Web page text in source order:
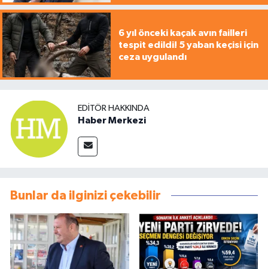
6 yıl önceki kaçak avın failleri
tespit edildi! 5 yaban keçisi için
ceza uygulandı
EDITÖR HAKKINDA
Haber Merkezi
Bunlar da ilginizi çekebilir